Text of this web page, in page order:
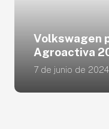
Volkswagen
Agroactiva
7 de junio de 2024